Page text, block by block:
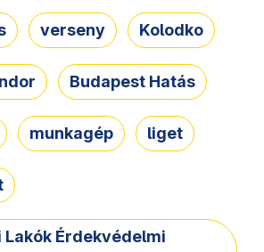
verseny Kolodko
Budapest Hatás
munkagép liget
Érdekvédelmi